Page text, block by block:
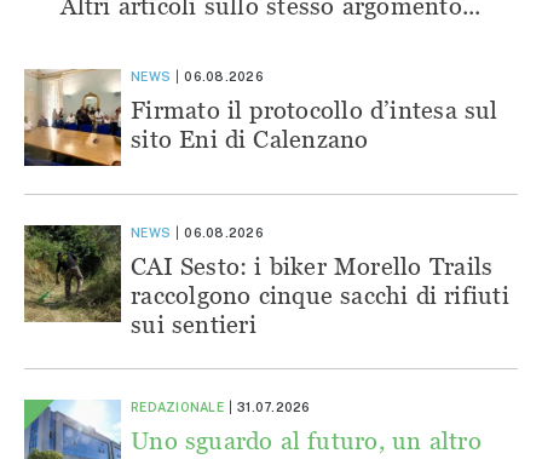
Altri articoli sullo stesso argomento...
NEWS 06.08.2026
Firmato il protocollo d’intesa sul
sito Eni di Calenzano
NEWS 06.08.2026
CAI Sesto: i biker Morello Trails
raccolgono cinque sacchi di rifiuti
sui sentieri
REDAZIONALE 31.07.2026
Uno sguardo al futuro, un altro